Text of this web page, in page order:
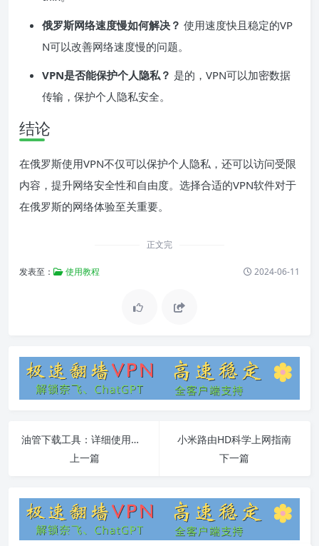
俄罗斯网络速度慢如何解决？ 使用速度快且稳定的VP
N可以改善网络速度慢的问题。
VPN是否能保护个人隐私？ 是的，VPN可以加密数据
传输，保护个人隐私安全。
结论
在俄罗斯使用VPN不仅可以保护个人隐私，还可以访问受限
内容，提升网络安全性和自由度。选择合适的VPN软件对于
在俄罗斯的网络体验至关重要。
正文完
发表至： 使用教程 2024-06-11
油管下载工具：详细使用教程与常见问题解答
上一篇
小米路由HD科学上网指南
下一篇